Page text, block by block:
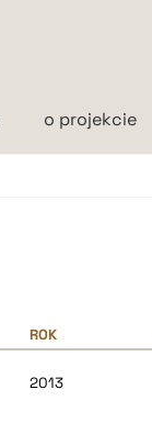
o projekcie
ROK
2013